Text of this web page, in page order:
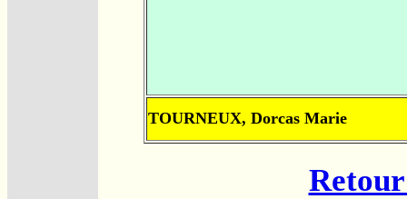
TOURNEUX, Dorcas Marie